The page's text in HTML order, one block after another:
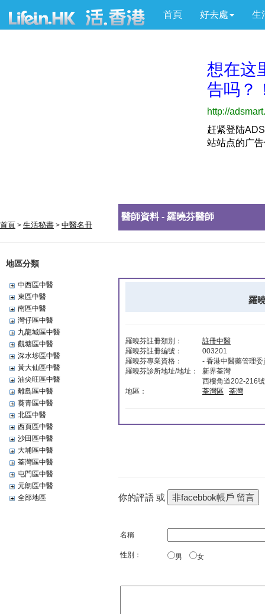
首頁 好去處 生
首頁 > 生活秘書 > 中醫名冊
地區分類
中西區中醫
東區中醫
南區中醫
灣仔區中醫
九龍城區中醫
觀塘區中醫
深水埗區中醫
黃大仙區中醫
油尖旺區中醫
離島區中醫
葵青區中醫
北區中醫
西頁區中醫
沙田區中醫
大埔區中醫
荃灣區中醫
屯門區中醫
元朗區中醫
全部地區
醫師資料 - 羅曉芬醫師
羅
羅曉芬註冊類別：
註冊中醫
羅曉芬註冊編號：
003201
羅曉芬專業資格：
- 香港中醫藥管理
羅曉芬診所地址/地址：
新界荃灣
西樓角道202-216
地區：
荃灣區 荃灣
你的評語 或
名稱
性別： 男 女